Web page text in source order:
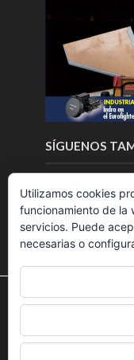
SÍGUENOS
Copyright ©
Utilizamos cookies
nuestra web.
Puedes aprender
desactivarlas en los
Utilizamos cookies
funcionamiento de la
servicios. Puede
necesarias o